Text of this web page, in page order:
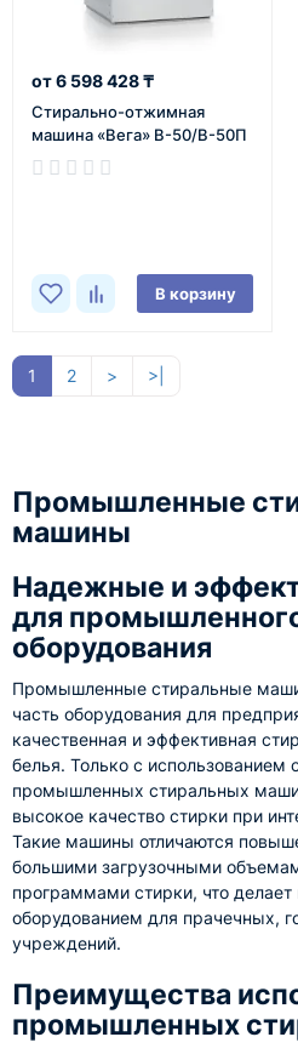
6 598 428 ₸
Cтирально-отжимная
машина «Вега» В-50/В-50П
В корзину
1 2 > >|
Промышленные
машины
Надежные и
для
оборудования
Промышленные стиральные
часть оборудования для
качественная и эффективная
белья. Только с использованием
промышленных стиральных
высокое качество стирки при
Такие машины отличаются
большими загрузочными
программами стирки, что
оборудованием для прачечных,
учреждений.
Преимущества
промышленных